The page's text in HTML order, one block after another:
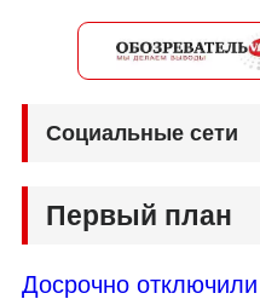
Социальные сети
Первый план
Досрочно